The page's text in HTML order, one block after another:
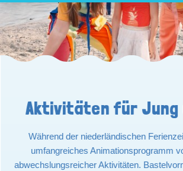
Aktivitäten für Jung
Während der niederländischen
umfangreiches Animationsprogramm
abwechslungsreicher Aktivitäten.